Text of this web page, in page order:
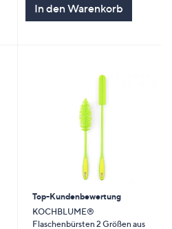
In den Warenkorb
Top-Kundenbewertung
KOCHBLUME®
Flaschenbürsten 2 Größen aus